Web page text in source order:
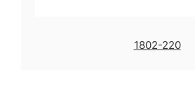
1802-220